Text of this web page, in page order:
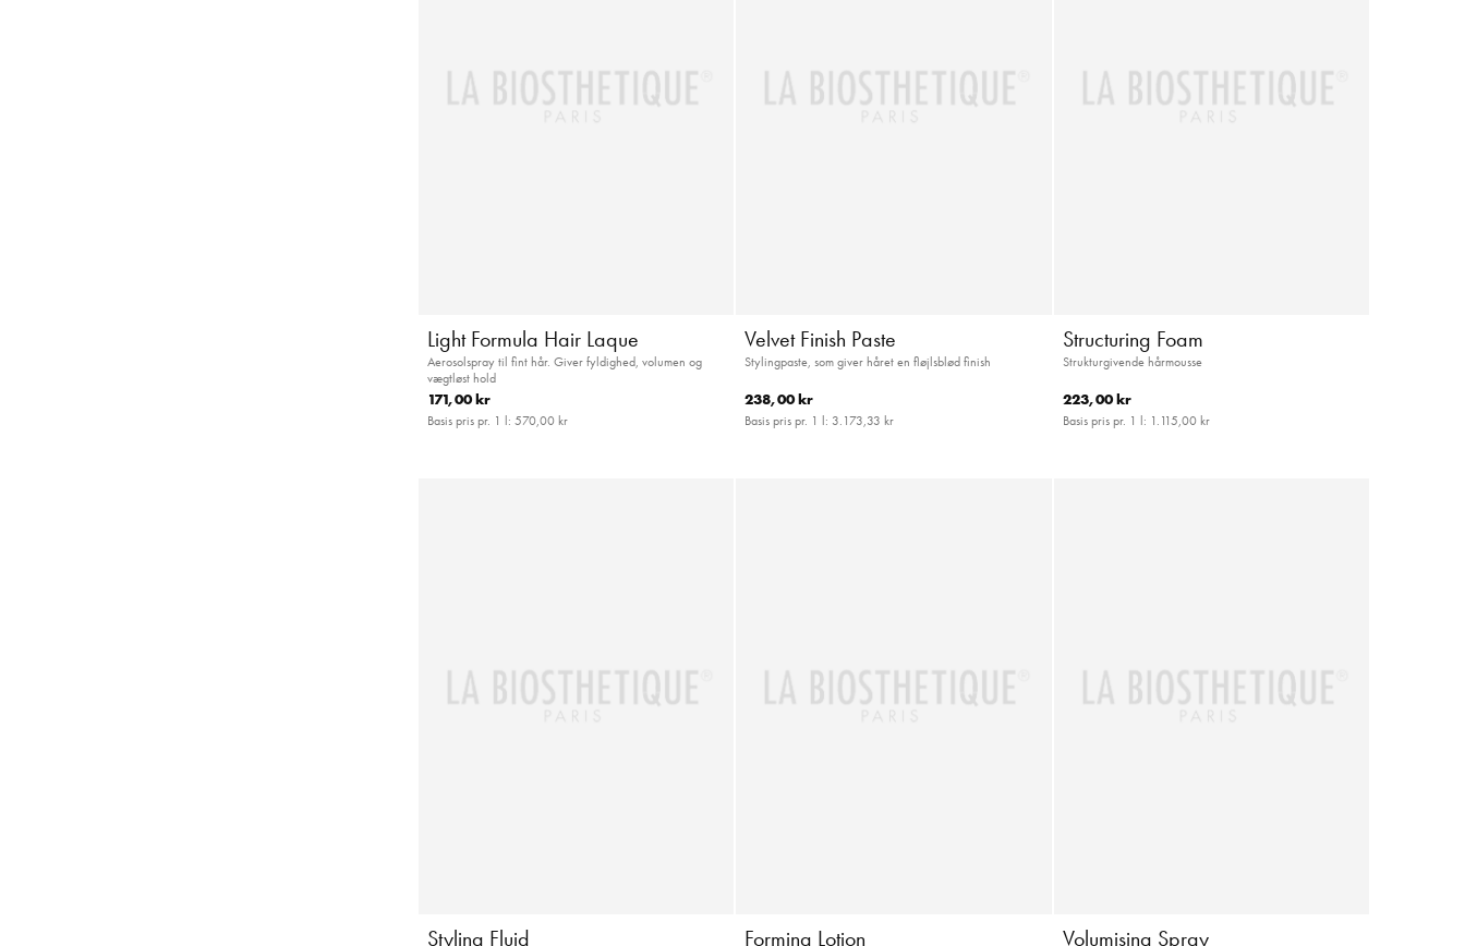
Light Formula Hair Laque
Aerosolspray til fint hår. Giver fyldighed, volumen og
vægtløst hold
171,00 kr
Basis pris pr. 1 l: 570,00 kr
Velvet Finish Paste
Stylingpaste, som giver håret en fløjlsblød finish
238,00 kr
Basis pris pr. 1 l: 3.173,33 kr
Structuring Foam
Strukturgivende hårmousse
223,00 kr
Basis pris pr. 1 l: 1.115,00 kr
Styling Fluid Forming Lotion Volumising Spray